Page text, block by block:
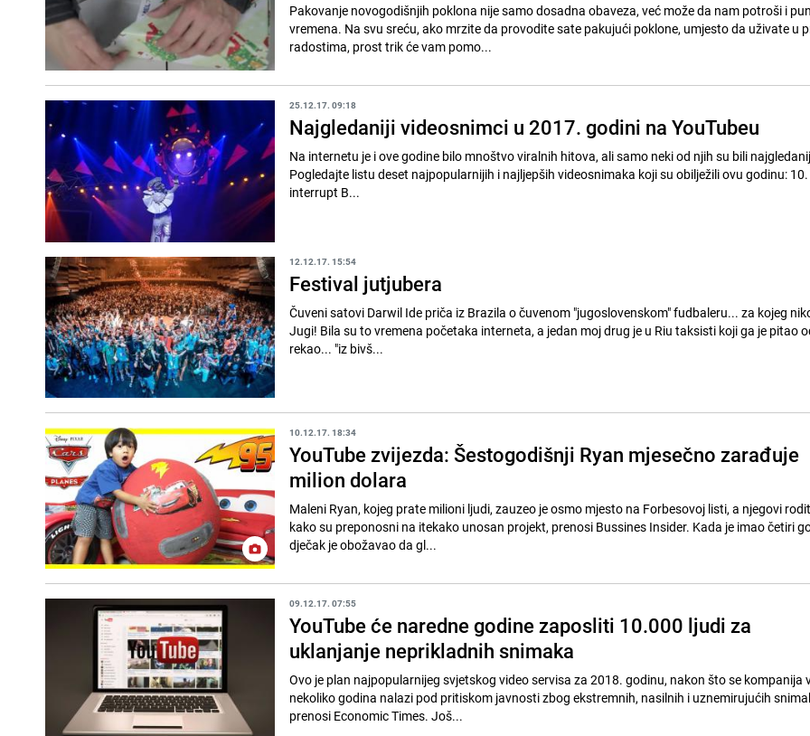
Pakovanje novogodišnjih poklona nije samo dosadna obaveza, već može da nam potroši i
vremena. Na svu sreću, ako mrzite da provodite sate pakujući poklone, umjesto da uživate u
radostima, prost trik će vam pomo...
25.12.17. 09:18
Najgledaniji videosnimci u 2017. godini na YouTubeu
Na internetu je i ove godine bilo mnoštvo viralnih hitova, ali samo neki od njih su bili
Pogledajte listu deset najpopularnijih i najljepših videosnimaka koji su obilježili ovu godinu: 10.
interrupt B...
12.12.17. 15:54
Festival jutjubera
Čuveni satovi Darwil Ide priča iz Brazila o čuvenom "jugoslovenskom" fudbaleru... za kojeg
Jugi! Bila su to vremena početaka interneta, a jedan moj drug je u Riu taksisti koji ga je pitao
rekao... "iz bivš...
10.12.17. 18:34
YouTube zvijezda: Šestogodišnji Ryan mjesečno zarađuje
milion dolara
Maleni Ryan, kojeg prate milioni ljudi, zauzeo je osmo mjesto na Forbesovoj listi, a njegovi
kako su preponosni na itekako unosan projekt, prenosi Bussines Insider. Kada je imao četiri
dječak je obožavao da gl...
09.12.17. 07:55
YouTube će naredne godine zaposliti 10.000 ljudi za
uklanjanje neprikladnih snimaka
Ovo je plan najpopularnijeg svjetskog video servisa za 2018. godinu, nakon što se kompanija
nekoliko godina nalazi pod pritiskom javnosti zbog ekstremnih, nasilnih i uznemirujućih
prenosi Economic Times. Još...